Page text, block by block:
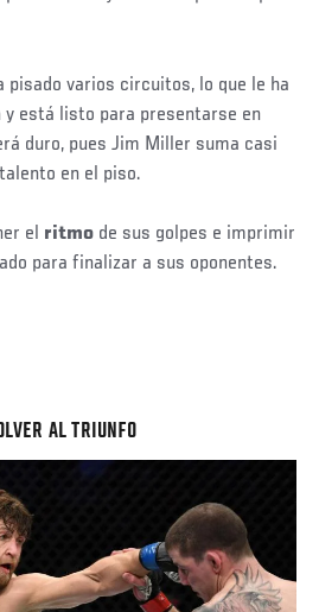
pisado varios circuitos, lo que le ha
y está listo para presentarse en
duro, pues Jim Miller suma casi
en el piso.
el ritmo de sus golpes e imprimir
para finalizar a sus oponentes.
AL TRIUNFO